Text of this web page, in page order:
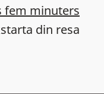
fem minuters
din resa